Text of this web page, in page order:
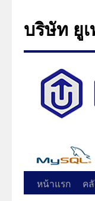
บริษัท ยู
ข้าม
หน้าแรก ค